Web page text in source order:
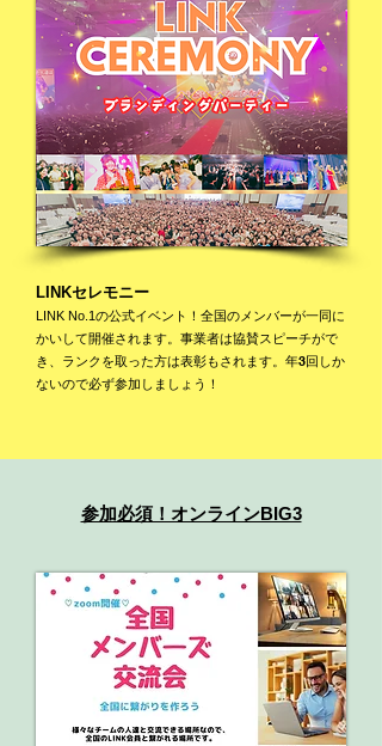
LINKセレモニー
LINK No.1の公式イベント！全国のメンバーが一同に
かいして開催されます。事業者は協賛スピーチがで
き、ランクを取った方は表彰もされます。年3回しか
ないので必ず参加しましょう！
​参加必須！オンラインBIG3